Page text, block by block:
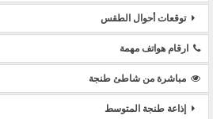
توقعات أحوال الطقس
ارقام هواتف مهمة
مباشرة من شاطئ طنجة
إذاعة طنجة المتوسط